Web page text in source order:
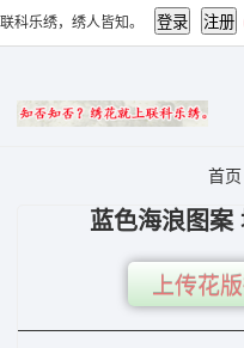
联科乐绣，绣人皆知。
首页
蓝色海浪图案
上传花